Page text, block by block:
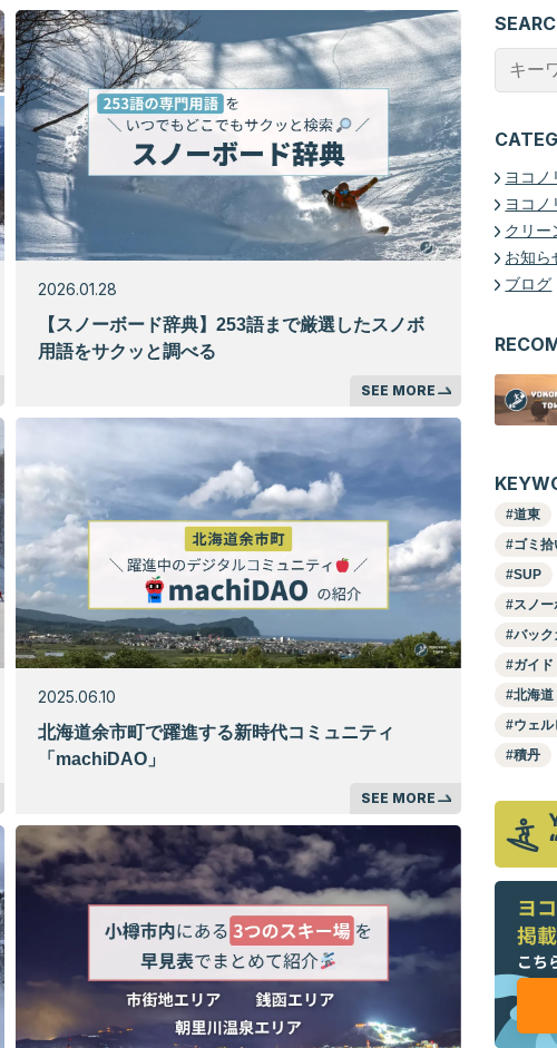
2026.01.28
【スノーボード辞典】253語まで厳選したスノボ
用語をサクッと調べる
SEE MORE
2025.06.10
北海道余市町で躍進する新時代コミュニティ
「machiDAO」
SEE MORE
ヨコノ
ヨコノ
クリー
お知ら
ブログ
道東
ゴミ拾
SUP
スノ
バック
ガイド
北海道
ウェ
積丹